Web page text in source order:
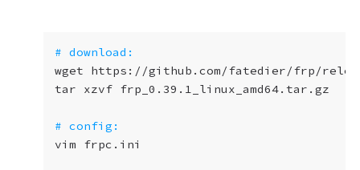
# download:
# config: